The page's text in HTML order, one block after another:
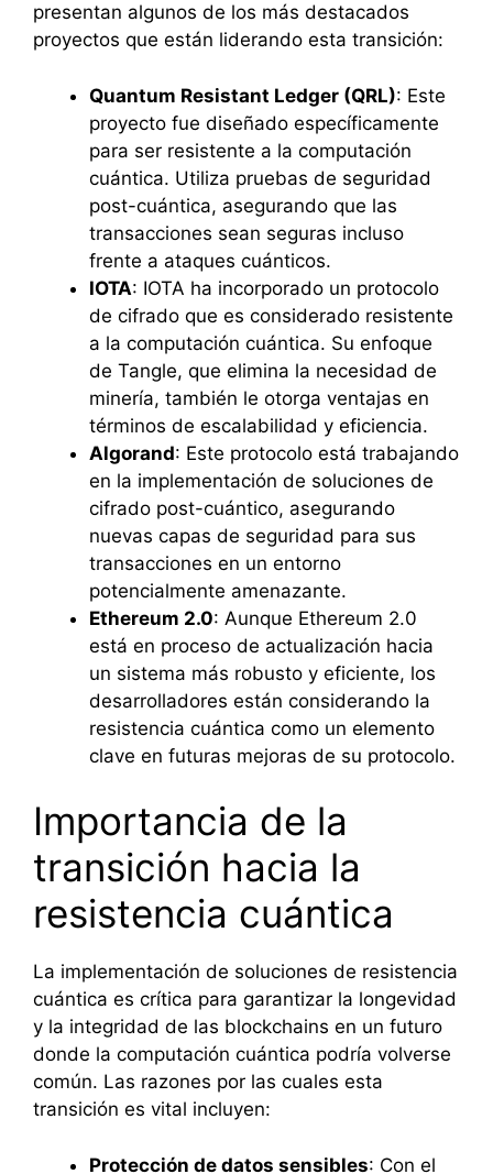
presentan algunos de los más destacados
proyectos que están liderando esta transición:
Quantum Resistant Ledger (QRL): Este
proyecto fue diseñado específicamente
para ser resistente a la computación
cuántica. Utiliza pruebas de seguridad
post-cuántica, asegurando que las
transacciones sean seguras incluso
frente a ataques cuánticos.
IOTA: IOTA ha incorporado un protocolo
de cifrado que es considerado resistente
a la computación cuántica. Su enfoque
de Tangle, que elimina la necesidad de
minería, también le otorga ventajas en
términos de escalabilidad y eficiencia.
Algorand: Este protocolo está trabajando
en la implementación de soluciones de
cifrado post-cuántico, asegurando
nuevas capas de seguridad para sus
transacciones en un entorno
potencialmente amenazante.
Ethereum 2.0: Aunque Ethereum 2.0
está en proceso de actualización hacia
un sistema más robusto y eficiente, los
desarrolladores están considerando la
resistencia cuántica como un elemento
clave en futuras mejoras de su protocolo.
Importancia de la
transición hacia la
resistencia cuántica
La implementación de soluciones de resistencia
cuántica es crítica para garantizar la longevidad
y la integridad de las blockchains en un futuro
donde la computación cuántica podría volverse
común. Las razones por las cuales esta
transición es vital incluyen:
Protección de datos sensibles: Con el